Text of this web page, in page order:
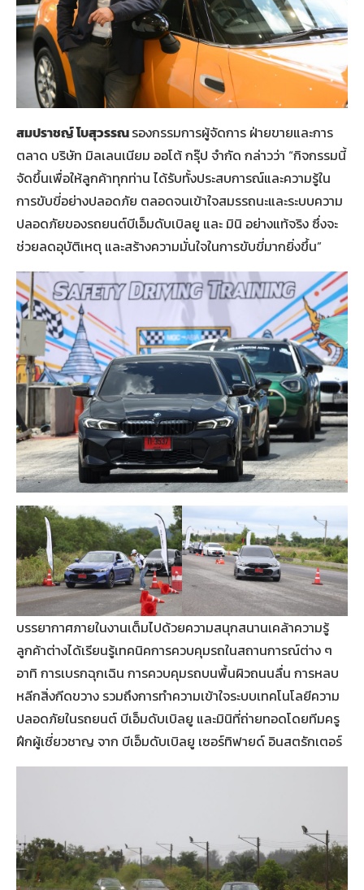
สมปราชญ์ โบสุวรรณรองกรรมการผู้จัดการ ฝ่ายขายและการ
ตลาด บริษัท มิลเลนเนียม ออโต้ กรุ๊ป จำกัด กล่าวว่า “กิจกรรมนี้
จัดขึ้นเพื่อให้ลูกค้าทุกท่าน ได้รับทั้งประสบการณ์และความรู้ใน
การขับขี่อย่างปลอดภัย ตลอดจนเข้าใจสมรรถนะและระบบความ
ปลอดภัยของรถยนต์บีเอ็มดับเบิลยู และ มินิ อย่างแท้จริง ซึ่งจะ
ช่วยลดอุบัติเหตุ และสร้างความมั่นใจในการขับขี่มากยิ่งขึ้น”
บรรยากาศภายในงานเต็มไปด้วยความสนุกสนานเคล้าความรู้
ลูกค้าต่างได้เรียนรู้เทคนิคการควบคุมรถในสถานการณ์ต่าง ๆ
อาทิ การเบรกฉุกเฉิน การควบคุมรถบนพื้นผิวถนนลื่น การหลบ
หลีกสิ่งกีดขวาง รวมถึงการทำความเข้าใจระบบเทคโนโลยีความ
ปลอดภัยในรถยนต์ บีเอ็มดับเบิลยู และมินิที่ถ่ายทอดโดยทีมครู
ฝึกผู้เชี่ยวชาญ จาก บีเอ็มดับเบิลยู เซอร์ทิฟายด์ อินสตรักเตอร์